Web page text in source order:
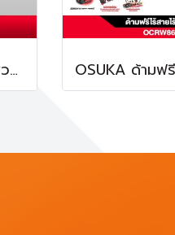
OSUKA อะแดปเตอร์ต่อพ่วงแบตเตอรี่คาดเอว ยาว 1.2 เมตร OSBA5019